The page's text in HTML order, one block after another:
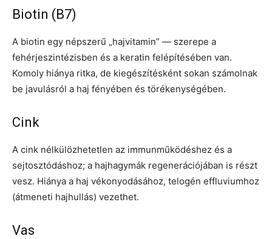
Biotin (B7)
A biotin egy népszerű „hajvitamin” — szerepe a
fehérjeszintézisben és a keratin felépítésében van.
Komoly hiánya ritka, de kiegészítésként sokan számolnak
be javulásról a haj fényében és törékenységében.
Cink
A cink nélkülözhetetlen az immunműködéshez és a
sejtosztódáshoz; a hajhagymák regenerációjában is részt
vesz. Hiánya a haj vékonyodásához, telogén effluviumhoz
(átmeneti hajhullás) vezethet.
Vas